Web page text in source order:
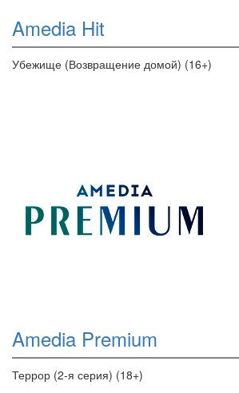
Amedia Hit
Убежище (Возвращение домой) (16+)
Amedia Premium
Террор (2-я серия) (18+)